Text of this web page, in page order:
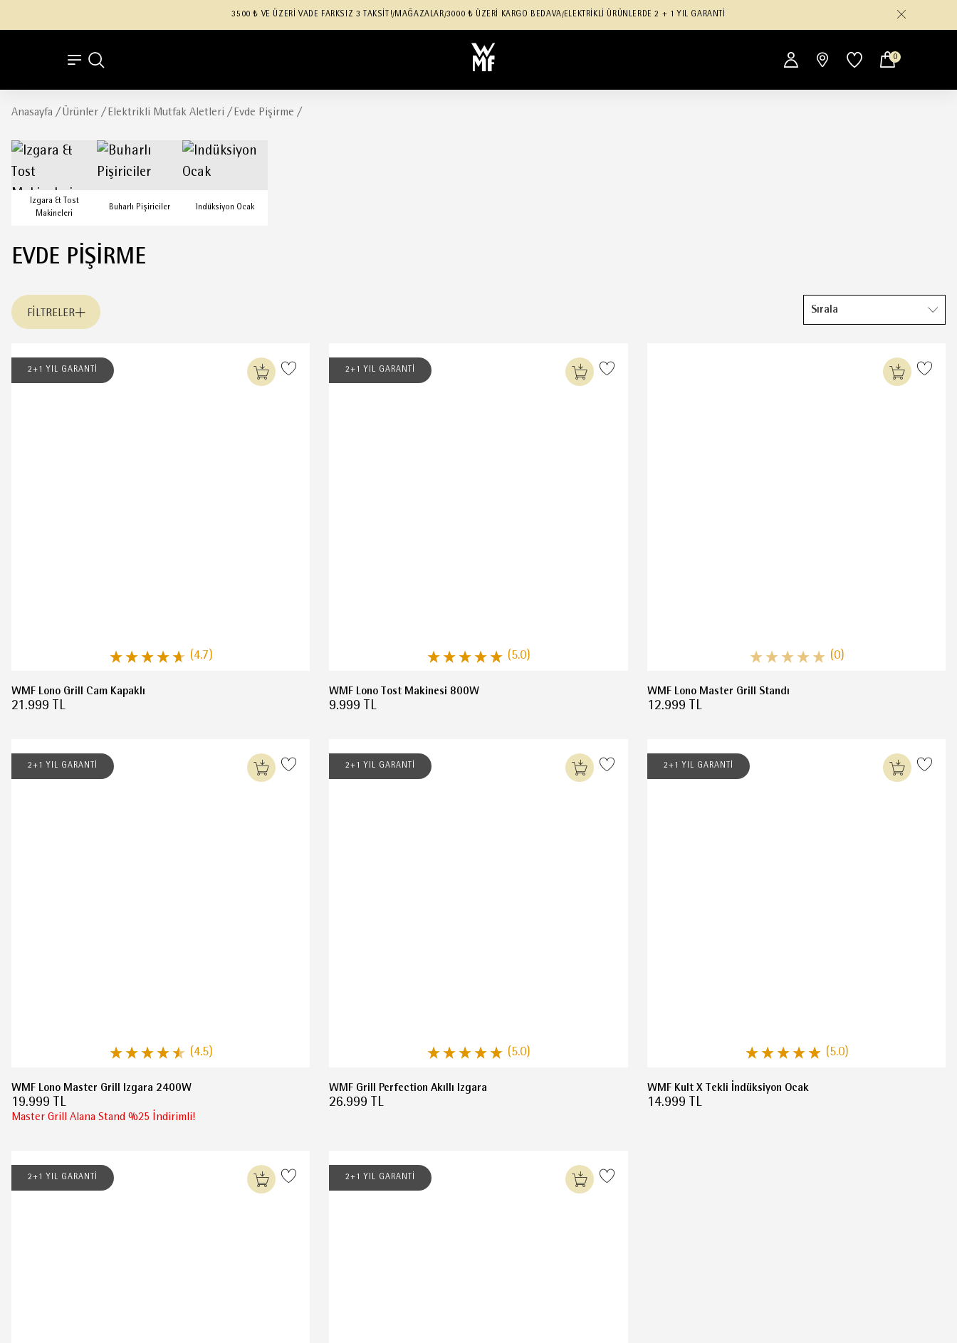
3500 ₺ VE ÜZERİ VADE FARKSIZ 3 TAKSİT!/ MAĞAZALAR/3000 ₺ ÜZERİ KARGO BEDAVA/ELEKTRİKLİ ÜRÜNLERDE 2 + 1 YIL GARANTİ
0
Anasayfa / Ürünler / Elektrikli Mutfak Aletleri / Evde Pişirme /
Izgara & Tost
Makineleri
Buharlı Pişiriciler Indüksiyon Ocak
EVDE PIŞIRME
FILTRELER Sırala
2+1 YIL GARANTİ
(4.7)
WMF Lono Grill Cam Kapaklı
21.999 TL
2+1 YIL GARANTİ
(5.0)
WMF Lono Tost Makinesi 800W
9.999 TL
(0)
WMF Lono Master Grill Standı
12.999 TL
2+1 YIL GARANTİ
(4.5)
WMF Lono Master Grill Izgara 2400W
19.999 TL
Master Grill Alana Stand %25 İndirimli!
2+1 YIL GARANTİ
(5.0)
WMF Grill Perfection Akıllı Izgara
26.999 TL
2+1 YIL GARANTİ
(5.0)
WMF Kult X Tekli İndüksiyon Ocak
14.999 TL
2+1 YIL GARANTİ 2+1 YIL GARANTİ